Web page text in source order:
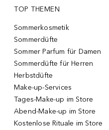
TOP THEMEN
Sommerkosmetik
Sommerdüfte
Sommer Parfum für Damen
Sommerdüfte für Herren
Herbstdüfte
Make-up-Services
Tages-Make-up im Store
Abend-Make-up im Store
Kostenlose Rituale im Store